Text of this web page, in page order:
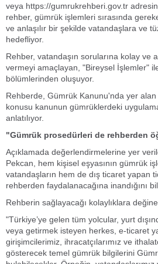
veya https://gumrukrehberi.gov.tr
rehber, gümrük işlemleri sırasında
ve anlaşılır bir şekilde vatandaşlara ve
hedefliyor.
Rehber, vatandaşın sorularına kolay ve
vermeyi amaçlayan, "Bireysel İşlemler"
bölümlerinden oluşuyor.
Rehberde, Gümrük Kanunu'nda yer
konusu kanunun gümrüklerdeki
anlatılıyor.
"Gümrük prosedürleri de rehberden
Açıklamada değerlendirmelerine yer
Pekcan, hem kişisel eşyasının gümrük
vatandaşların hem de dış ticaret yapan
rehberden faydalanacağına inandığını
Rehberin sağlayacağı kolaylıklara
"Türkiye’ye gelen tüm yolcular, yurt
veya getirmek isteyen herkes, e-ticaret
girişimcilerimiz, ihracatçılarımız ve
gösterecek temel gümrük bilgilerini